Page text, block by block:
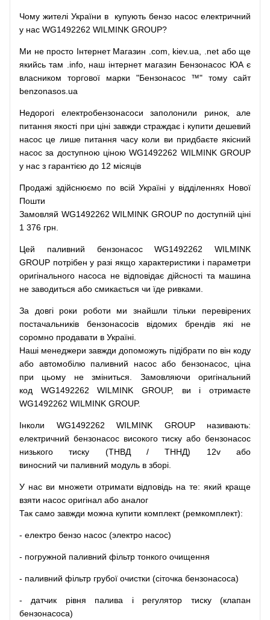
Чому жителі України в купують бензо насос електричний
у нас WG1492262 WILMINK GROUP?
Ми не просто Інтернет Магазин .com kiev.ua .net або ще
якийсь там .info, наш інтернет магазин Бензонасос ЮА є
власником
торгової марки "Бензонасос ™" тому
сайт
benzonasos.ua
Недорогі електробензонасоси заполонили ринок,
але
питання якості при ціні завжди страждає і купити дешевий
насос це лише питання часу коли ви придбаєте якісний
насос за доступною ціною WG1492262 WILMINK GROUP
у нас з гарантією до 12 місяців
Продажі здійснюємо по всій Україні у відділеннях Нової
Пошти
Замовляй WG1492262 WILMINK GROUP по доступній ціні
1 376 грн.
Цей паливний бензонасосWG1492262 WILMINK
GROUP потрібен у разі якщо характеристики і параметри
оригінального насоса не відповідає дійсності та машина
не заводиться або смикається чи їде ривками
За довгі роки роботи ми знайшли тільки
перевірених
постачальників
бензонасосів відомих брендів які
не
соромно продавати в Україні.
Наші менеджери завжди допоможуть підібрати по він коду
або автомобілю паливний насос або бензонасос,
ціна
при
цьому не зміниться Замовляючи
оригінальний
код WG1492262 WILMINK GROUP, ви і отримаєте
WG1492262 WILMINK GROUP.
Інколи WG1492262 WILMINK GROUP називають:
електричний бензонасос високого тиску або бензонасос
низького
тиску (ТНВД / ТННД) 12v
або
виносний чи паливний модуль в зборі
У нас ви множети отримати відповідь на те: який краще
взяти насос оригінал або аналог
Так само завжди можна купити комплект (ремкомплект):
- електро бензо насос (электро насос)
- погружной паливний фільтр тонкого очищення
- паливний фільтр грубої очистки (сіточка бензонасоса)
- датчик рівня палива і регулятор тиску (клапан
бензонасоса)